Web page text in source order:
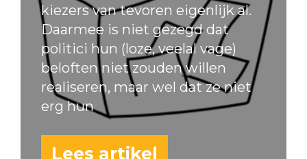
kiezers van tevoren eigenlijk al.
Daarmee is niet gezegd dat
politici hun (loze, veelal vage)
beloften niet zouden willen
realiseren, maar wel dat ze niet
erg hun
Lees artikel